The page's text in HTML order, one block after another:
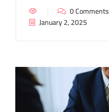
0 Comments
January 2, 2025